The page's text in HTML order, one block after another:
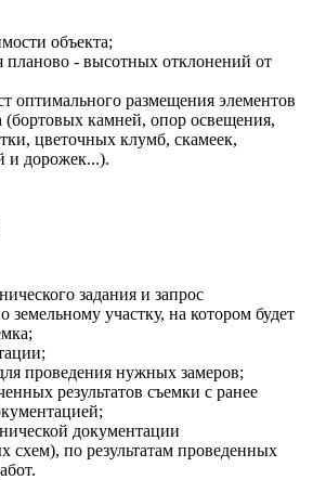
объекта;
планово - высотных отклонений от
оптимального размещения элементов
(бортовых камней, опор освещения,
цветочных клумб, скамеек,
и дорожек...).
задания и запрос
земельному участку, на котором будет
проведения нужных замеров;
результатов съемки с ранее
документации
схем), по результатам проведенных